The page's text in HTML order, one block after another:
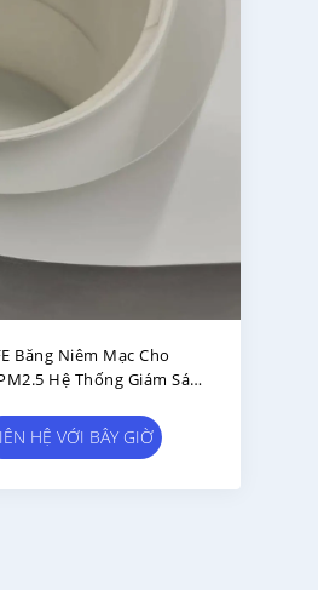
Băng Niêm Mạc Cho
Hệ Thống Giám Sát
0,3μm Các Chất Hạt
HỆ VỚI BÂY GIỜ